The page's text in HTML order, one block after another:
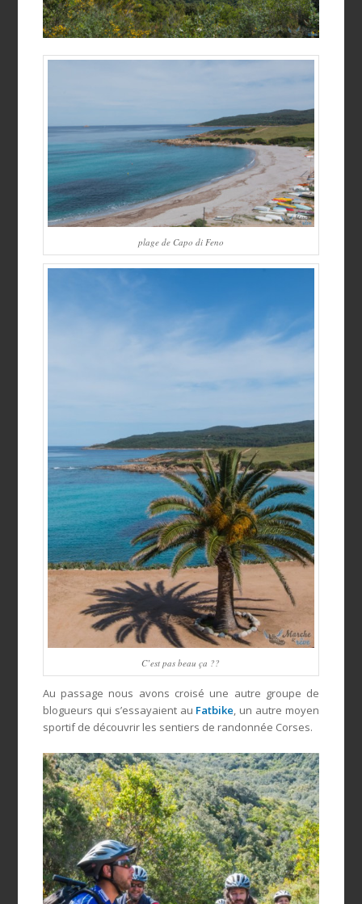
plage de Capo di Feno
C’est pas beau ça ??
Au passage nous avons croisé une autre groupe de
blogueurs qui s’essayaient au Fatbike, un autre moyen
sportif de découvrir les sentiers de randonnée Corses.